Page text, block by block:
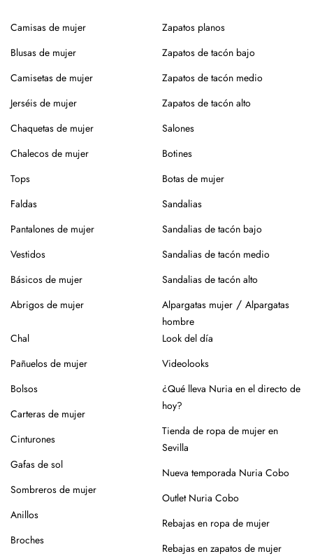
Medidas:
Tacón: 8 cm
Composición: Piel
tintorería, especialmente en prendas con entretelado o
secar en percha y a la sombra para conservar la forma y el
color.
¿Vas a usar lavadora? Elige un programa delicado en frío,
puedan dañar el tejido.
Para el planchado, utiliza temperatura media y, si puedes,
plancha del revés. Así evitarás brillos o marcas.
Evita la exposición directa al sol durante mucho tiempo.
de la prenda.
Para los zapatos:
Nuestros zapatos están hechos con materiales naturales
como piel o yute, que requieren cuidados específicos.
suciedad, limpiar con un paño ligeramente húmedo y
productos específicos para calzado de piel. Guarda en
lugar seco y con forma (relleno de papel o con horma),
alejados de fuentes de calor.
Para los modelos de yute, evita mojar la suela. En caso de
roce, usa un cepillo suave en seco.
Siempre es mejor guardarlos en su caja o funda de tela,
para que se conserven como el primer día.
Si tienes alguna duda, puedes consultarnos.
Camisas de mujer
Blusas de mujer
Camisetas de mujer
Jerséis de mujer
Chaquetas de mujer
Chalecos de mujer
Tops
Faldas
Pantalones de mujer
Vestidos
Básicos de mujer
Abrigos de mujer
Zapatos planos
Zapatos de tacón bajo
Zapatos de tacón medio
Zapatos de tacón alto
Salones
Botines
Botas de mujer
Sandalias
Sandalias de tacón bajo
Sandalias de tacón medio
Sandalias de tacón alto
Alpargatas mujer / Alpargatas
hombre
Chal
Pañuelos de mujer
Bolsos
Carteras de mujer
Cinturones
Gafas de sol
Sombreros de mujer
Anillos
Broches
Look del día
Videolooks
¿Qué lleva Nuria en el directo de
hoy?
Tienda de ropa de mujer en
Sevilla
Nueva temporada Nuria Cobo
Outlet Nuria Cobo
Rebajas en ropa de mujer
Rebajas en zapatos de mujer